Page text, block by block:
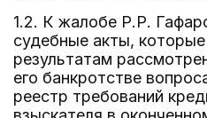
1.2. К жалобе Р.Р.
судебные акты,
результатам
его банкротстве
реестр требований